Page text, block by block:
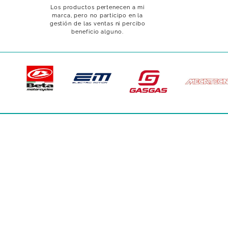
Los productos pertenecen a mi
marca, pero no participo en la
gestión de las ventas ni percibo
beneficio alguno.